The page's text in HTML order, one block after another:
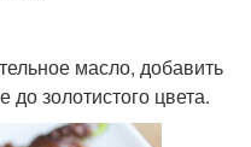
масло, добавить
золотистого цвета.